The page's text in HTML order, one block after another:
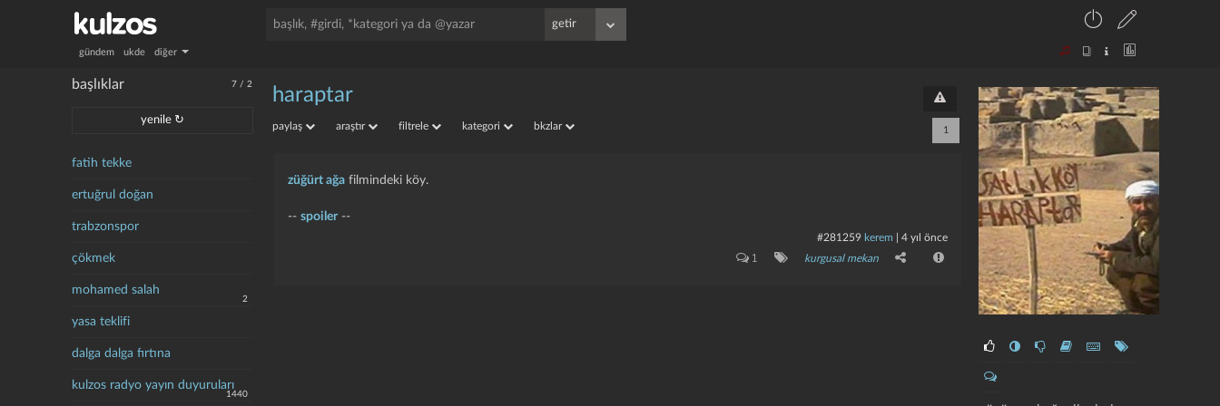
gündem ukde diğer
7 /2
başlıklar
yenile ↻
fatih tekke
ertuğrul doğan
trabzonspor
çökmek
mohamed salah
2
yasa teklifi
dalga dalga fırtına
kulzos radyo yayın duyuruları
1440
haraptar
paylaş araştır filtrele kategori bkzlar 1
züğürt ağa filmindeki köy.
--spoiler --
#281259 kerem 4 yıl önce
1 kurgusal mekan